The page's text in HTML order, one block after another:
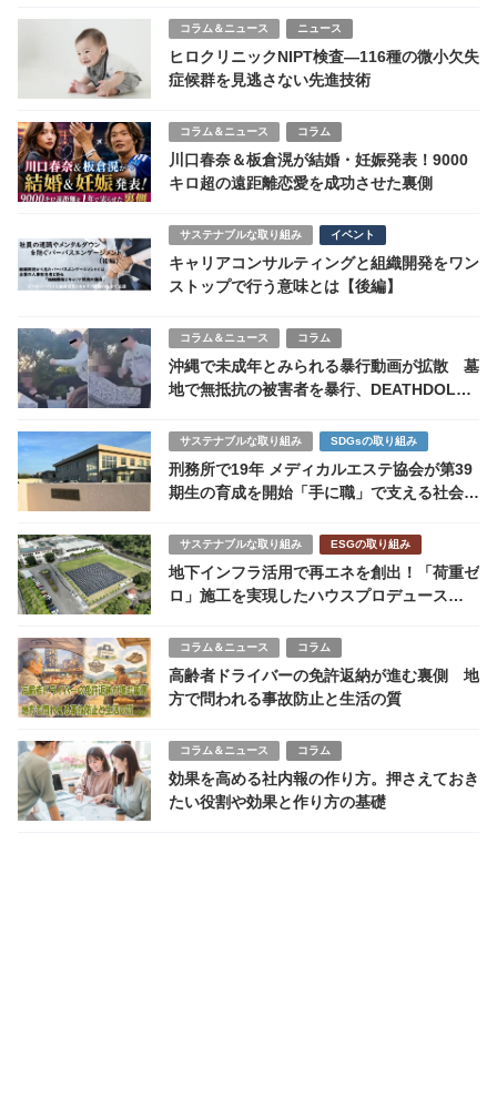
コラム＆ニュース ニュース
ヒロクリニックNIPT検査—116種の微小欠失
症候群を見逃さない先進技術
コラム＆ニュース コラム
川口春奈＆板倉滉が結婚・妊娠発表！9000
キロ超の遠距離恋愛を成功させた裏側
サステナブルな取り組み イベント
キャリアコンサルティングと組織開発をワン
ストップで行う意味とは【後編】
コラム＆ニュース コラム
沖縄で未成年とみられる暴行動画が拡散 墓
地で無抵抗の被害者を暴行、DEATHDOL
サステナブルな取り組み SDGsの取り組み
刑務所で19年 メディカルエステ協会が第39
期生の育成を開始「手に職」で支える社会復
サステナブルな取り組み ESGの取り組み
地下インフラ活用で再エネを創出！「荷重ゼ
ロ」施工を実現したハウスプロデュース
コラム＆ニュース コラム
高齢者ドライバーの免許返納が進む裏側 地
方で問われる事故防止と生活の質
コラム＆ニュース コラム
効果を高める社内報の作り方。押さえておき
たい役割や効果と作り方の基礎